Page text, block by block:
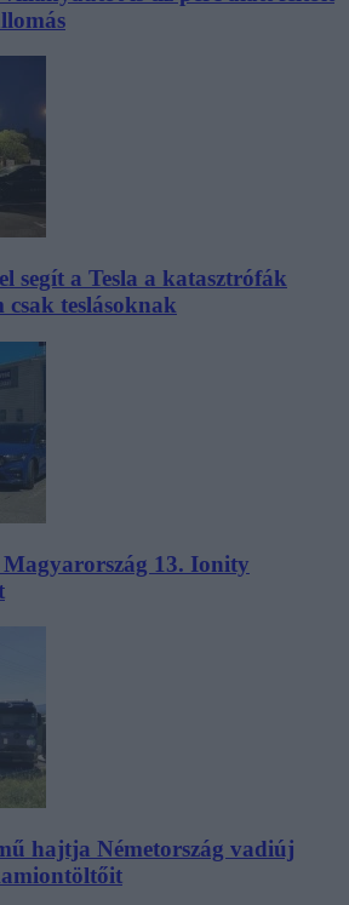
segít a Tesla a katasztrófák
csak teslásoknak
13. Ionity
hajtja Németország vadiúj